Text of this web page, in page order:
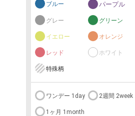
ブルー パープル
グレー グリーン
イエロー オレンジ
レッド ホワイト
特殊柄
ワンデー 1day 2週間 2week
1ヶ月 1month